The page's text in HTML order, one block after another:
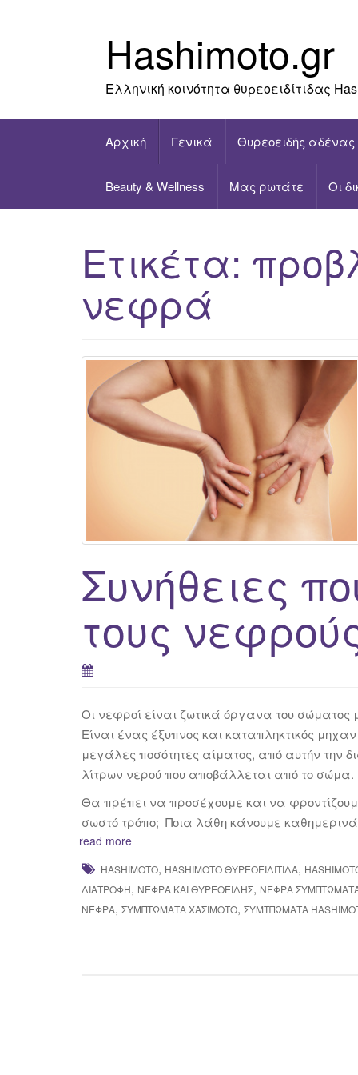
Hashimoto.gr
Ελληνική κοινότητα θυρεοειδίτιδας
Αρχική Γενικά Θυρεοειδής αδένας
Beauty & Wellness Μας ρωτάτε Οι
Ετικέτα:
νεφρά
Συνήθειες
τους
Οι νεφροί είναι ζωτικά όργανα του σώματος
Είναι ένας έξυπνος και καταπληκτικός
μεγάλες ποσότητες αίματος, από αυτήν την
λίτρων νερού που αποβάλλεται από το σώμα.
Θα πρέπει να προσέχουμε και να
σωστό τρόπο; Ποια λάθη κάνουμε
read more
HASHIMOTO, HASHIMOTO ΘΥΡΕΟΕΙΔΊΤΙΔΑ,
ΔΙΑΤΡΟΦΉ, ΝΕΦΡΆ ΚΑΙ ΘΥΡΕΟΕΙΔΉΣ, ΝΕΦΡΆ
ΝΕΦΡΆ, ΣΥΜΠΤΏΜΑΤΑ ΧΑΣΙΜΌΤΟ, ΣΥΜΤΠΏΜΑΤΑ